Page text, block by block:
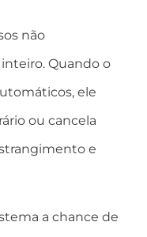
não
Quando o
ele
ou cancela
e
a chance de